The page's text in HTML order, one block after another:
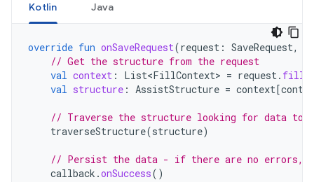
Kotlin Java
override fun onSaveRequest(request : SaveRequest,
// Get the structure from the request
val context : List<FillContext> = request.
val structure : AssistStructure = context[
// Traverse the structure looking for data to
traverseStructure(structure)
// Persist the data - if there are no errors,
callback .onSuccess()